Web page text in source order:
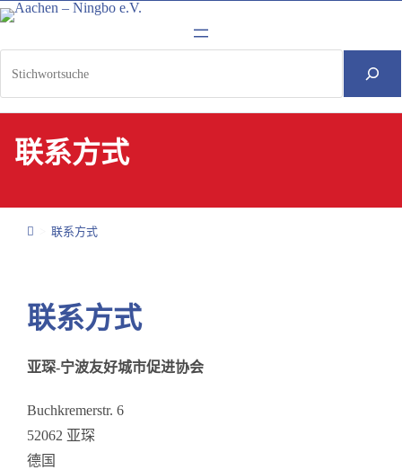
Skip
content
联系方式
联系方式
联系方式
亚琛-宁波友好城市促进协会
Buchkremerstr. 6
52062 亚琛
德国